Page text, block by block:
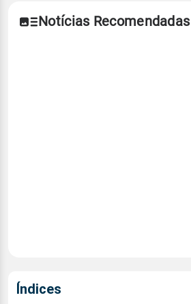
Notícias Recomendadas
Índices